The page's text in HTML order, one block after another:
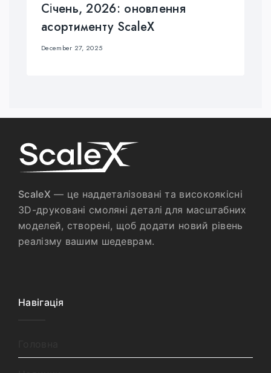
Січень, 2026: оновлення
асортименту ScaleX
December 27, 2025
ScaleX — це наддеталізовані та високоякісні
3D-друковані смоляні деталі для масштабних
моделей, створені, щоб додати новий рівень
реалізму вашим шедеврам.
Навігація